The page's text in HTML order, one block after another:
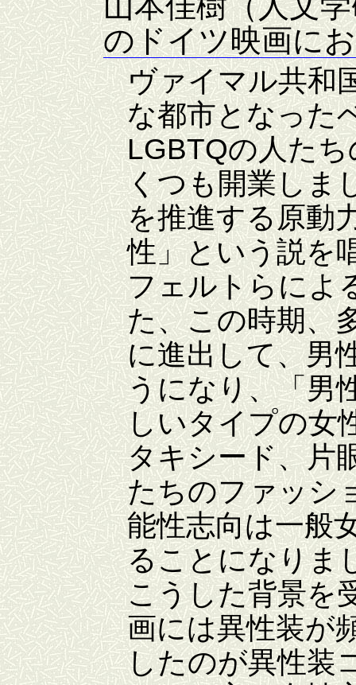
のドイツ映画に
ヴァイマル共和
な都市となった
LGBTQの人た
くつも開業しま
を推進する原動
性」という説を
フェルトらによ
た、この時期、
に進出して、男
うになり、「男
しいタイプの女
タキシード、片
たちのファッシ
能性志向は一般
ることになりま
こうした背景を
画には異性装が
したのが異性装